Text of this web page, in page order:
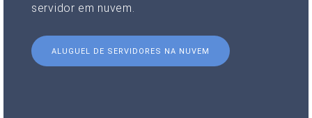
servidor em nuvem.
ALUGUEL DE SERVIDORES NA NUVEM